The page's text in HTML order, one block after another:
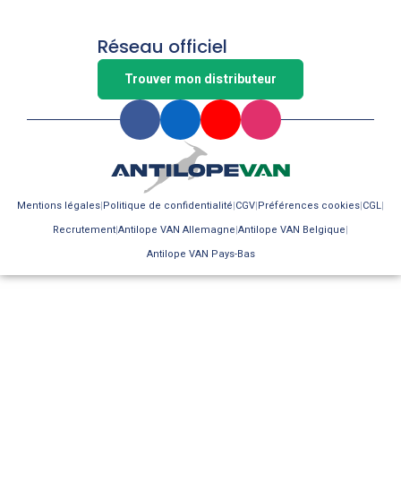
Réseau officiel
Trouver mon distributeur
Mentions légales Politique de confidentialité CGV Préférences cookies CGL
RecrutementAntilope VAN Allemagne Antilope VAN Belgique
Antilope VAN Pays-Bas